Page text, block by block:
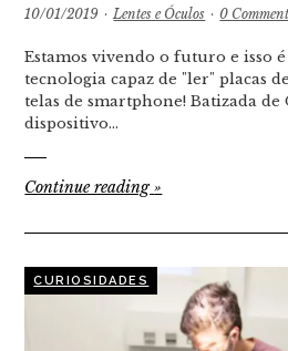
10/01/2019 · Lentes e Óculos · 0
Estamos vivendo o futuro e isso
tecnologia capaz de "ler" placas
telas de smartphone! Batizada de
dispositivo…
Continue reading»
CURIOSIDADES